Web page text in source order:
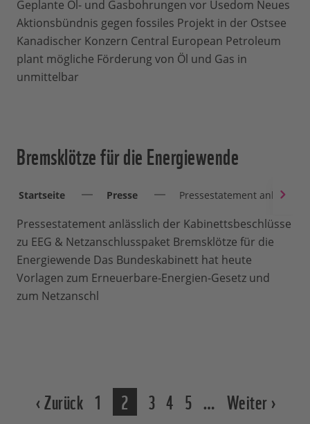
Geplante Öl- und Gasbohrungen vor Usedom Neues
Aktionsbündnis gegen fossiles Projekt in der Ostsee
Kanadischer Konzern Central European Petroleum
plant mögliche Förderung von Öl und Gas in
unmittelbar
Bremsklötze für die Energiewende
Startseite Presse Pressestatement
Pressestatement anlässlich der Kabinettsbeschlüsse
zu EEG & Netzanschlusspaket Bremsklötze für die
Energiewende Das Bundeskabinett hat heute
Vorlagen zum Erneuerbare-Energien-Gesetz und
zum Netzanschl
‹ Zurück 1 2 3 4 5 … Weiter ›